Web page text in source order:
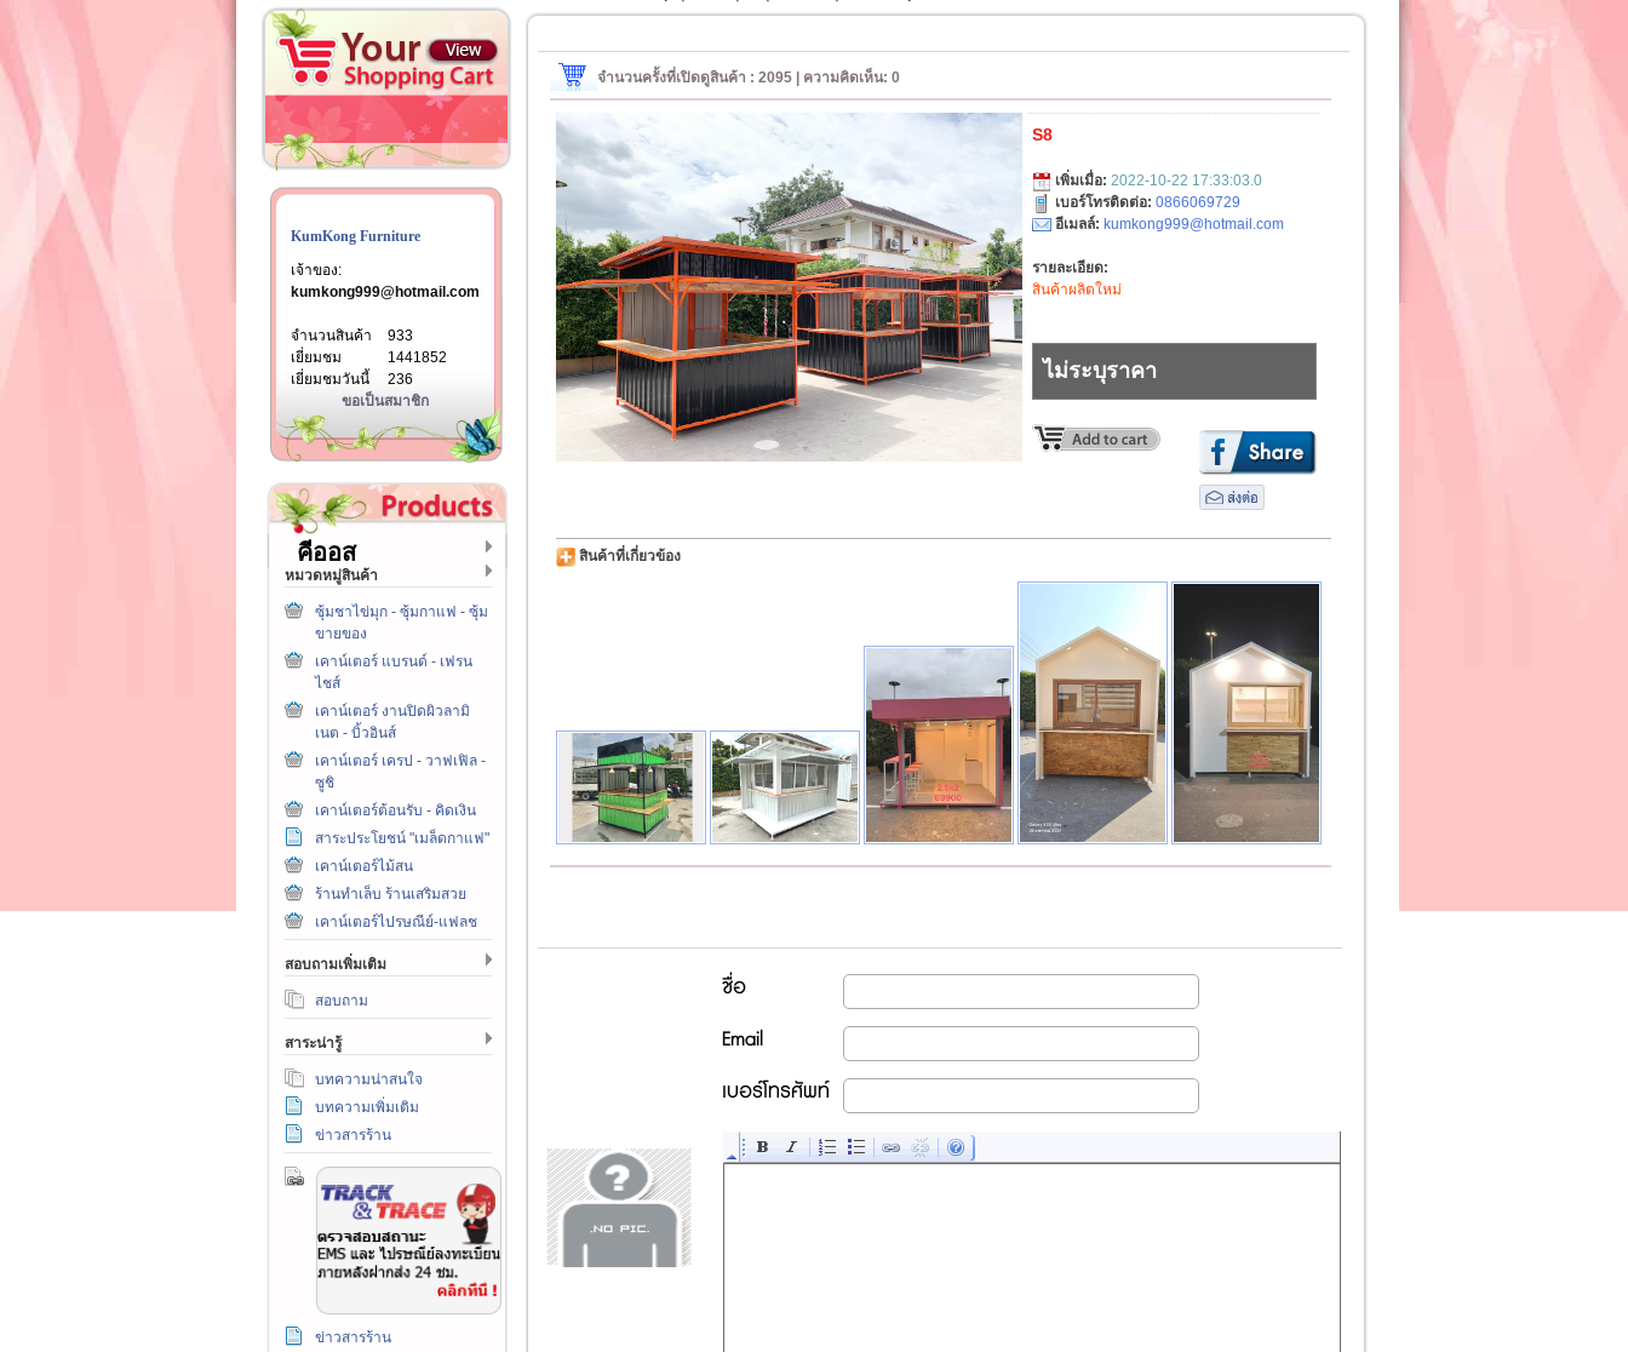
KumKong Furniture
เจ้าของ:
kumkong999@hotmail.com
จำนวนสินค้า
933
เยี่ยมชม
1441852
เยี่ยมชมวันนี้
236
ขอเป็นสมาชิก
คีออส
หมวดหมู่สินค้า
ซุ้มชาไข่มุก - ซุ้มกาแฟ - ซุ้ม
ขายของ
เคาน์เตอร์ แบรนด์ - เฟรน
ไชส์
เคาน์เตอร์ งานปิดผิวลามิ
เนต - บิ้วอินส์
เคาน์เตอร์ เครป - วาฟเฟิล -
ซูชิ
เคาน์เตอร์ต้อนรับ - คิดเงิน
สาระประโยชน์ "เมล็ดกาแฟ"
เคาน์เตอร์ไม้สน
ร้านทำเล็บ ร้านเสริมสวย
เคาน์เตอร์ไปรษณีย์-แฟลช
สอบถามเพิ่มเติม
สอบถาม
สาระน่ารู้
บทความน่าสนใจ
บทความเพิ่มเติม
ข่าวสารร้าน
ข่าวสารร้าน
จำนวนครั้งที่เปิดดูสินค้า : 2095 | ความคิดเห็น: 0
S8
เพิ่มเมื่อ: 2022-10-22 17:33:03.0
เบอร์โทรติดต่อ: 0866069729
อีเมลล์: kumkong999@hotmail.com
รายละเอียด:
สินค้าผลิตใหม่
ไม่ระบุราคา
สินค้าที่เกี่ยวข้อง
ชื่อ
Email
เบอร์โทรศัพท์